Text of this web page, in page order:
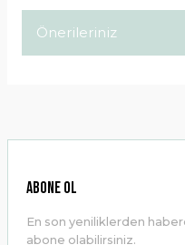
Önerileriniz
Ürün resmi kalitesiz,
Ürün bilgilerinde hatalar
ABONE OL
En son yeniliklerden
abone olabilirsiniz.